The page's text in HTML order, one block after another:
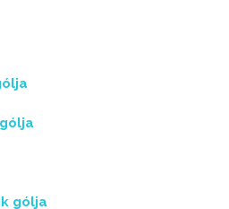
gólja